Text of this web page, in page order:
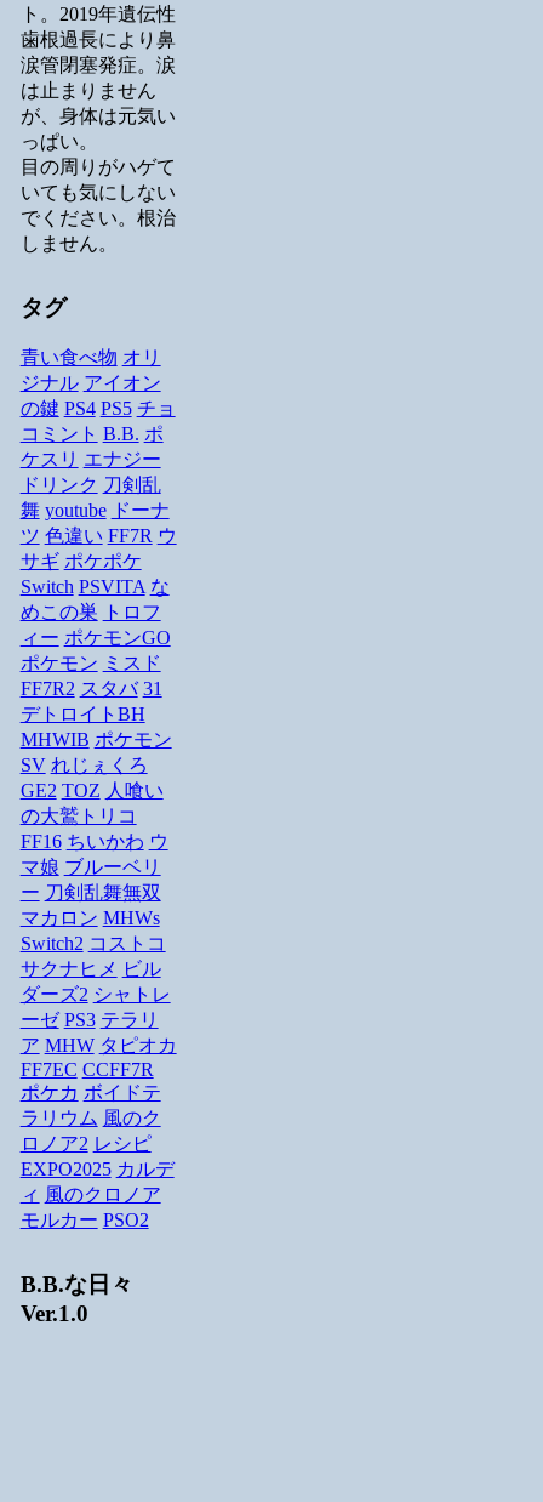
ト。2019年遺伝性
歯根過長により鼻
涙管閉塞発症。涙
は止まりません
が、身体は元気い
っぱい。
目の周りがハゲて
いても気にしない
でください。根治
しません。
タグ
青い食べ物 オリ
ジナル アイオン
の鍵 PS4 PS5 チョ
コミント B.B. ポ
ケスリ エナジー
ドリンク 刀剣乱
舞 youtube
ドーナ
ツ 色違い FF7R ウ
サギ ポケポケ
Switch PSVITA な
めこの巣
トロフ
ィー ポケモンGO
ポケモン ミスド
FF7R2 スタバ 31
デトロイトBH
MHWIB ポケモン
SV れじぇくろ
GE2 TOZ 人喰い
の大鷲トリコ
FF16 ちいかわ ウ
マ娘 ブルーベリ
ー 刀剣乱舞無双
マカロン MHWs
Switch2 コストコ
サクナヒメ ビル
ダーズ2 シャトレ
ーゼ PS3 テラリ
ア MHW タピオカ
FF7EC CCFF7R
ポケカ ボイドテ
ラリウム 風のク
ロノア2 レシピ
EXPO2025 カルデ
ィ 風のクロノア
モルカー PSO2
B.B.な日々
Ver.1.0